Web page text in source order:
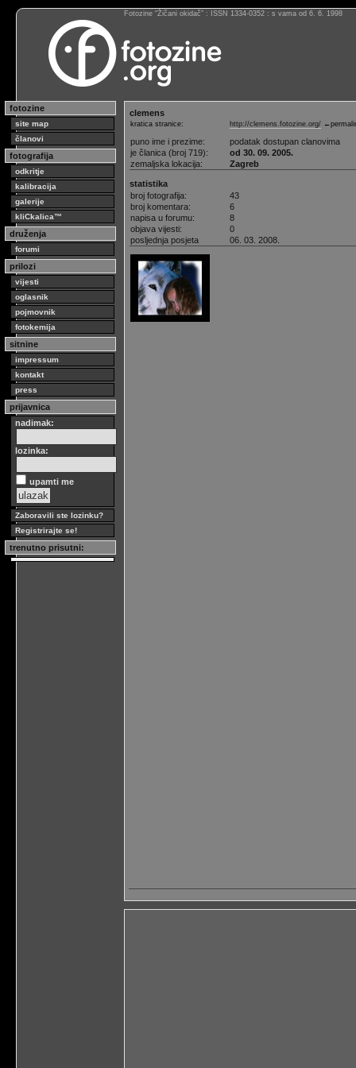
Fotozine “Žičani okidač” : ISSN 1334-0352 : s vama od 6. 6. 1998
fotozine
site map
članovi
fotografija
odkritje
kalibracija
galerije
kliCkalica™
druženja
forumi
prilozi
vijesti
oglasnik
pojmovnik
fotokemija
sitnine
impressum
kontakt
press
prijavnica
nadimak:
lozinka:
upamti me
Zaboravili ste lozinku?
Registrirajte se!
trenutno prisutni:
clemens
kratica stranice: http://clemens.fotozine.org/
puno ime i prezime:
podatak dostupan clanovima
je članica (broj 719):
od 30. 09. 2005.
zemaljska lokacija:
Zagreb
statistika
broj fotografija:
43
broj komentara:
6
napisa u forumu:
8
objava vijesti:
0
posljednja posjeta
06. 03. 2008.